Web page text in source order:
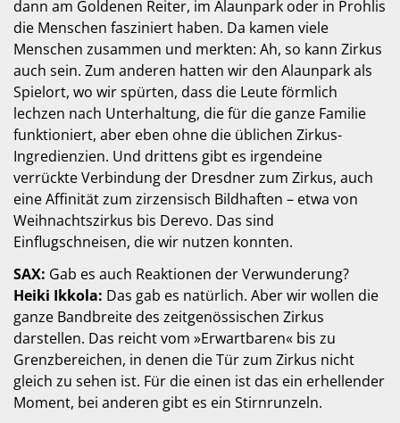
dann am Goldenen Reiter, im Alaunpark oder in Prohlis
die Menschen fasziniert haben. Da kamen viele
Menschen zusammen und merkten: Ah, so kann Zirkus
auch sein. Zum anderen hatten wir den Alaunpark als
Spielort, wo wir spürten, dass die Leute förmlich
lechzen nach Unterhaltung, die für die ganze Familie
funktioniert, aber eben ohne die üblichen Zirkus-
Ingredienzien. Und drittens gibt es irgendeine
verrückte Verbindung der Dresdner zum Zirkus, auch
eine Affinität zum zirzensisch Bildhaften – etwa von
Weihnachtszirkus bis Derevo. Das sind
Einflugschneisen, die wir nutzen konnten.
SAX: Gab es auch Reaktionen der Verwunderung?
Heiki Ikkola: Das gab es natürlich. Aber wir wollen die
ganze Bandbreite des zeitgenössischen Zirkus
darstellen. Das reicht vom »Erwartbaren« bis zu
Grenzbereichen, in denen die Tür zum Zirkus nicht
gleich zu sehen ist. Für die einen ist das ein erhellender
Moment, bei anderen gibt es ein Stirnrunzeln.